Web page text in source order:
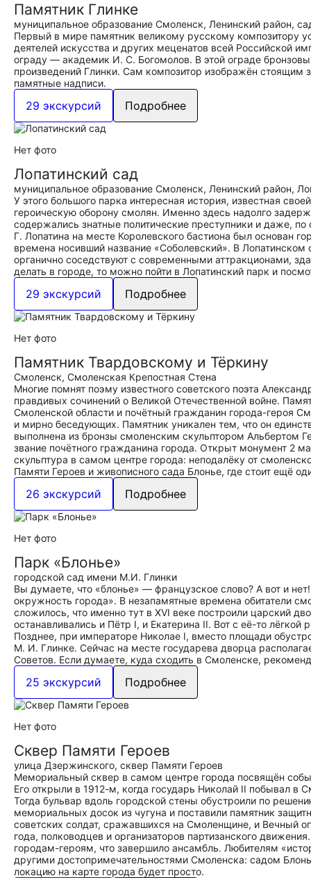
Памятник Глинке
муниципальное образование Смоленск, Ленинский район,
Первый в мире памятник великому русскому композитору
деятелей искусства и других меценатов всей Российской
ограду — академик И. С. Богомолов. В этой ограде
произведений Глинки. Сам композитор изображён
памятные надписи.
29 экскурсий Подробнее
Нет фото
Лопатинский сад
муниципальное образование Смоленск, Ленинский район,
У этого большого парка интересная история, известная
героическую оборону смолян. Именно здесь надолго
содержались знатные политические преступники и даже,
Г. Лопатина на месте Королевского бастиона был основан
времена носивший название «Соболевский». В
органично соседствуют с современными аттракционами,
делать в городе, то можно пойти в Лопатинский парк и
29 экскурсий Подробнее
Нет фото
Памятник Твардовскому и Тёркину
Смоленск, Смоленская Крепостная Стена
Многие помнят поэму известного советского поэта
правдивых сочинений о Великой Отечественной войне.
Смоленской области и почётный гражданин города-героя
и мирно беседующих. Памятник уникален тем, что он
выполнена из бронзы смоленским скульптором Альбертом
звание почётного гражданина города. Открыт монумент 2
скульптура в самом центре города: неподалёку от
Памяти Героев и живописного сада Блонье, где стоит ещё
26 экскурсий Подробнее
Нет фото
Парк «Блонье»
городской сад имени М.И. Глинки
Вы думаете, что «блонье» — французское слово? А вот и
окружность города». В незапамятные времена обитатели
сложилось, что именно тут в XVI веке построили царский
останавливались и Пётр I, и Екатерина II. Вот с её-то
Позднее, при императоре Николае I, вместо площади
М. И. Глинке. Сейчас на месте государева дворца
Советов. Если думаете, куда сходить в Смоленске,
25 экскурсий Подробнее
Нет фото
Сквер Памяти Героев
улица Дзержинского, сквер Памяти Героев
Мемориальный сквер в самом центре города посвящён
Его открыли в 1912-м, когда государь Николай II побывал в
Тогда бульвар вдоль городской стены обустроили по
мемориальных досок из чугуна и поставили памятник
советских солдат, сражавшихся на Смоленщине, и Вечный
года, полководцев и организаторов партизанского
городам-героям, что завершило ансамбль. Любителям
другими достопримечательностями Смоленска: садом
локацию на карте города будет просто.